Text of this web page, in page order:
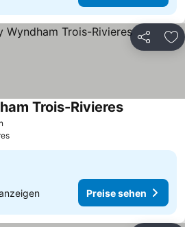
Teilen
Trois-Rivieres
Preise sehen